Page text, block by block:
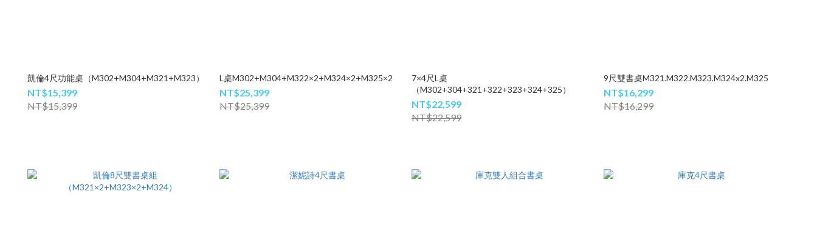
凱倫4尺功能桌（M302+M304+M321+M323）
NT$15,399
NT$15,399
L桌M302+M304+M322×2+M324×2+M325×2
NT$25,399
NT$25,399
7×4尺L桌
（M302+304+321+322+323+324+325）
NT$22,599
NT$22,599
9尺雙書桌M321.M322.M323.M324x2.M325
NT$16,299
NT$16,299